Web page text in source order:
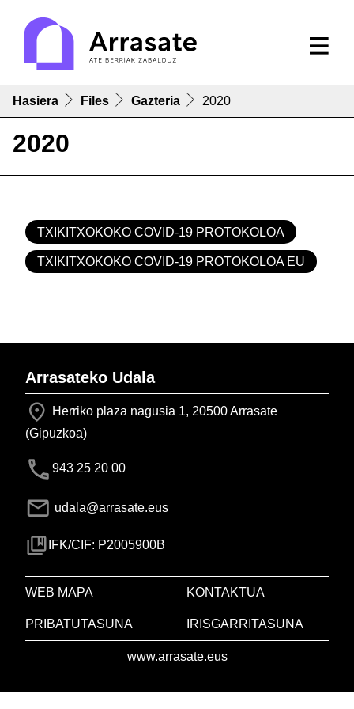
Hasiera Files Gazteria 2020
2020
TXIKITXOKOKO COVID-19 PROTOKOLOA
TXIKITXOKOKO COVID-19 PROTOKOLOA EU
Arrasateko Udala
Herriko plaza nagusia 1, 20500 Arrasate
(Gipuzkoa)
943 25 20 00
udala@arrasate.eus
IFK/CIF: P2005900B
WEB MAPA KONTAKTUA
PRIBATUTASUNA IRISGARRITASUNA
www.arrasate.eus